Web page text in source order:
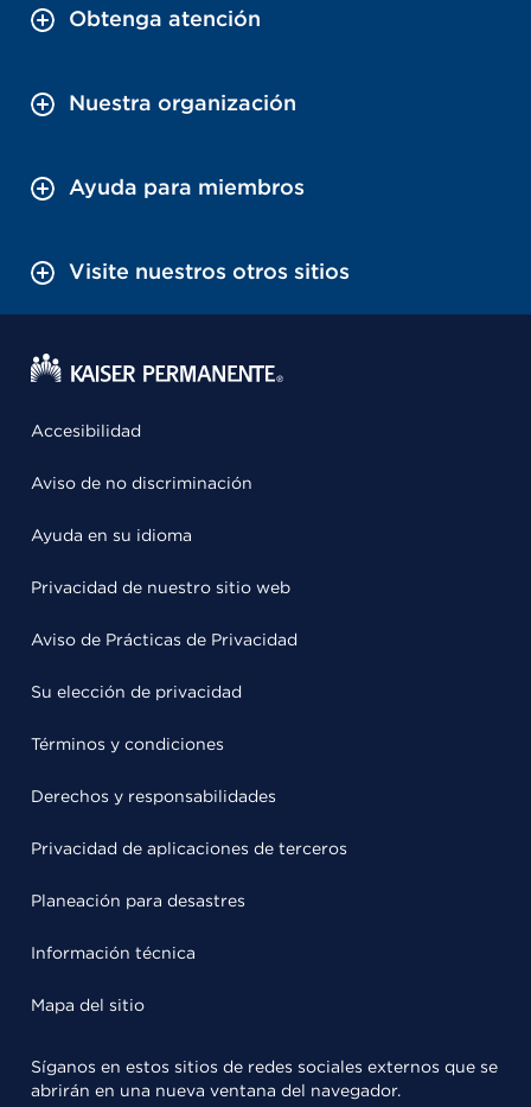
Obtenga atención
Nuestra organización
Ayuda para miembros
Visite nuestros otros sitios
Accesibilidad
Aviso de no discriminación
Ayuda en su idioma
Privacidad de nuestro sitio web
Aviso de Prácticas de Privacidad
Su elección de privacidad
Términos y condiciones
Derechos y responsabilidades
Privacidad de aplicaciones de terceros
Planeación para desastres
Información técnica
Mapa del sitio
Síganos en estos sitios de redes sociales externos que se
abrirán en una nueva ventana del navegador.